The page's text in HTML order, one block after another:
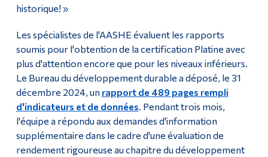
historique! »
Les spécialistes de l'AASHE évaluent les rapports
soumis pour l'obtention de la certification Platine avec
plus d'attention encore que pour les niveaux inférieurs.
Le Bureau du développement durable a déposé, le 31
décembre 2024, un rapport de 489 pages rempli
d'indicateurs et de données. Pendant trois mois,
l'équipe a répondu aux demandes d'information
supplémentaire dans le cadre d'une évaluation de
rendement rigoureuse au chapitre du développement